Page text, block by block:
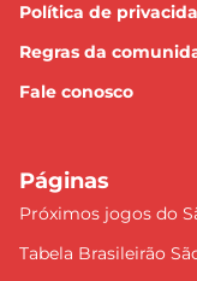
Política de
Regras da
Fale conosco
Páginas
Próximos jogos do
Tabela Brasileirão